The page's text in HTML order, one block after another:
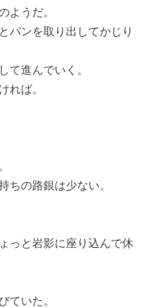
ようだ。
パンを取り出してかじり
て進んでいく。
れば。
ちの路銀は少ない。
っと岩影に座り込んで休
ていた。